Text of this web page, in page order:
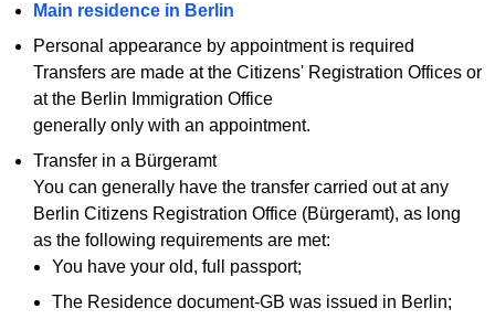
Main residence in Berlin
Personal appearance by appointment is required
Transfers are made at the Citizens' Registration Offices or
at the Berlin Immigration Office
generally only with an appointment.
Transfer in a Bürgeramt
You can generally have the transfer carried out at any
Berlin Citizens Registration Office (Bürgeramt), as long
as the following requirements are met:
You have your old, full passport;
The Residence document-GB was issued in Berlin;